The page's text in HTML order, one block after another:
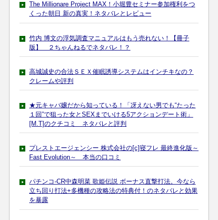
The Millionare Project MAX！小堀豊セミナー参加権利をつ
くった朝日 新の真実！ネタバレとレビュー
竹内 博文の浮気調査マニュアルはもう売れない！【冊子
版】 ２ちゃんねるでネタバレ！？
高城誠史の合法ＳＥＸ催眠誘導システムはインチキなの？
クレームや評判
★元キャバ嬢だから知っている！「冴えない男でも“たった
１回”で狙った女とSEXまでいける5アクションデート術」
[M.T]のクチコミ ネタバレと評判
プレストエージェンシー 株式会社の[c]寝フレ 最終進化版～
Fast Evolution～ 本当の口コミ
パチンコ-CR中森明菜 歌姫伝説 ボーナス直撃打法。今なら
立ち回り打法+多機種の攻略法の特典付！のネタバレと効果
を暴露